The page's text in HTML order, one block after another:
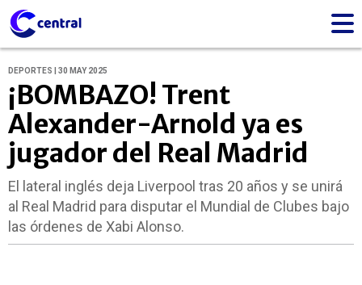
DEPORTES | 30 MAY 2025
¡BOMBAZO! Trent
Alexander-Arnold ya es
jugador del Real Madrid
El lateral inglés deja Liverpool tras 20 años y se unirá
al Real Madrid para disputar el Mundial de Clubes bajo
las órdenes de Xabi Alonso.